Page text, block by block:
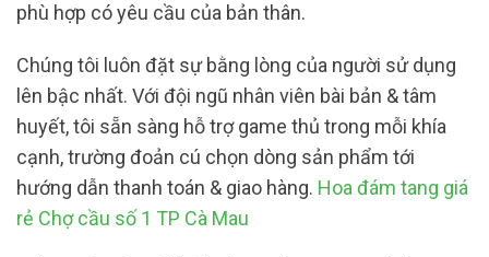
phù hợp có yêu cầu của bản thân.
Chúng tôi luôn đặt sự bằng lòng của người sử dụng
lên bậc nhất. Với đội ngũ nhân viên bài bản & tâm
huyết, tôi sẵn sàng hỗ trợ game thủ trong mỗi khía
cạnh, trường đoản cú chọn dòng sản phẩm tới
hướng dẫn thanh toán & giao hàng. Hoa đám tang giá
rẻ Chợ cầu số 1 TP Cà Mau